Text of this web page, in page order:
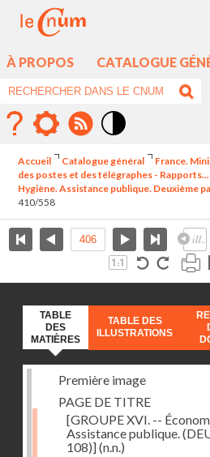
À PROPOS CATALOGUE
élévé
Accueil Catalogue général
France.
des postes et des télégraphes - Rapports...
Hygiène. Assistance publique. Deuxième
410/558
TABLE
DES
MATIÈRES
TABLE DES
ILLUSTRATIONS
Première image
PAGE DE TITRE
[GROUPE XVI. --
Assistance publique.
108)](n.n.)